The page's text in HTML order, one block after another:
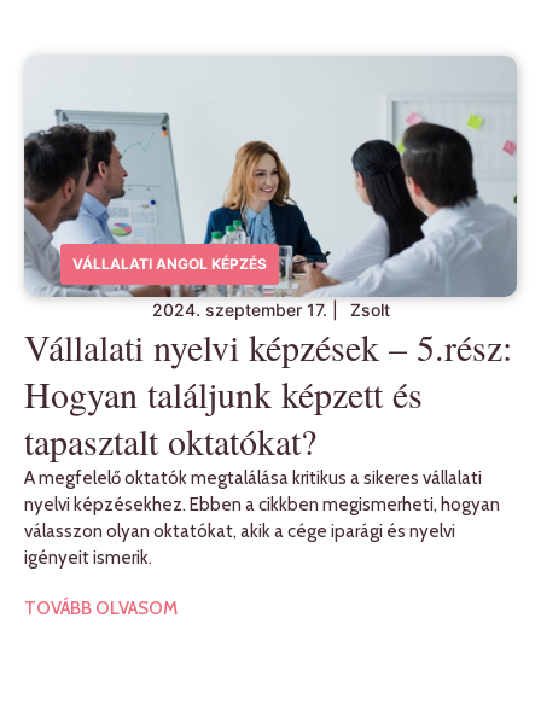
VÁLLALATI ANGOL KÉPZÉS
2024. szeptember 17. Zsolt
Vállalati nyelvi képzések – 5.rész:
Hogyan találjunk képzett és
tapasztalt oktatókat?
A megfelelő oktatók megtalálása kritikus a sikeres vállalati
nyelvi képzésekhez. Ebben a cikkben megismerheti, hogyan
válasszon olyan oktatókat, akik a cége iparági és nyelvi
igényeit ismerik.
TOVÁBB OLVASOM